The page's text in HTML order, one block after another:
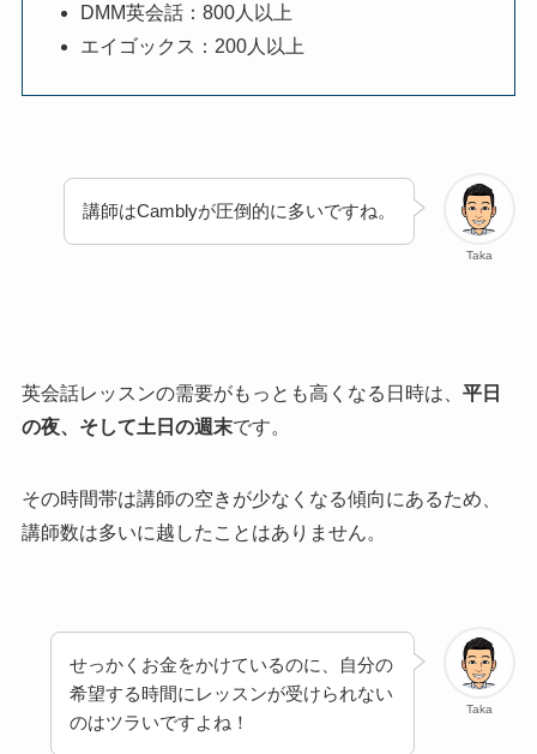
DMM英会話：800人以上
エイゴックス：200人以上
Taka
講師はCamblyが圧倒的に多いですね。
英会話レッスンの需要がもっとも高くなる日時は、 平日
の夜、そして土日の週末です。
その時間帯は講師の空きが少なくなる傾向にあるため、
講師数は多いに越したことはありません。
Taka
せっかくお金をかけているのに、自分の
希望する時間にレッスンが受けられない
のはツラいですよね！